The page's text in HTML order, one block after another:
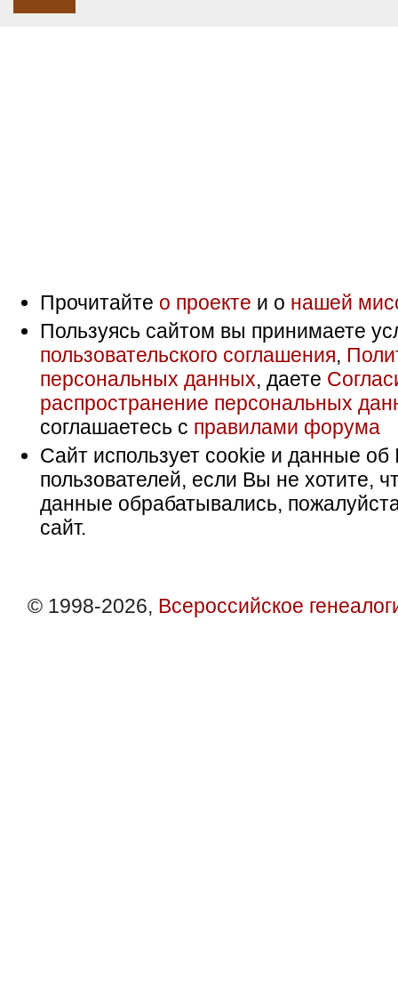
Прочитайте о проекте и о нашей
Пользуясь сайтом вы принимаете
пользовательского соглашения,
персональных данных, даете
распространение персональных
соглашаетесь с правилами форума
Сайт использует cookie и данные об
пользователей, если Вы не хотите,
данные обрабатывались,
сайт.
© 1998-2026, Всероссийское